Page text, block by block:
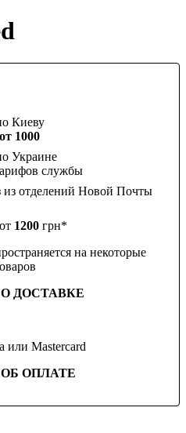
Киеву
от 1000
Украине
службы
из отделений Новой Почты
1200 грн*
на некоторые
ДОСТАВКЕ
или Mastercard
ОПЛАТЕ